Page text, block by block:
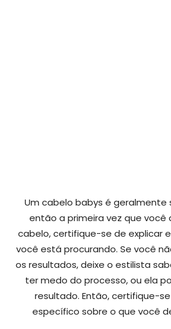
Um cabelo babys é geralmente
então a primeira vez que você
cabelo, certifique-se de explicar
você está procurando. Se você
os resultados, deixe o estilista
ter medo do processo, ou ela
resultado. Então, certifique-
específico sobre o que você